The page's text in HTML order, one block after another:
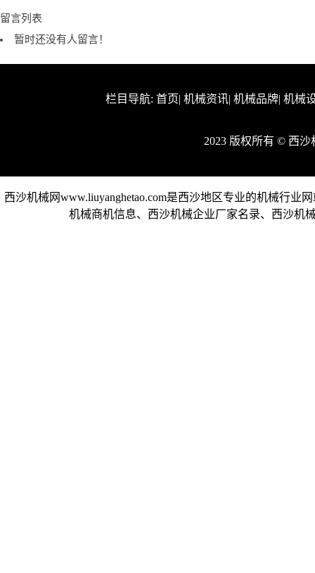
留言列表
暂时还没有人留言！
栏目导航: 首页| 机械资讯| 机械品牌| 机械
2023 版权所有 © 西
西沙机械网www.liuyanghetao.com是西沙地区专业的机械行
机械商机信息、西沙机械企业厂家名录、西沙机